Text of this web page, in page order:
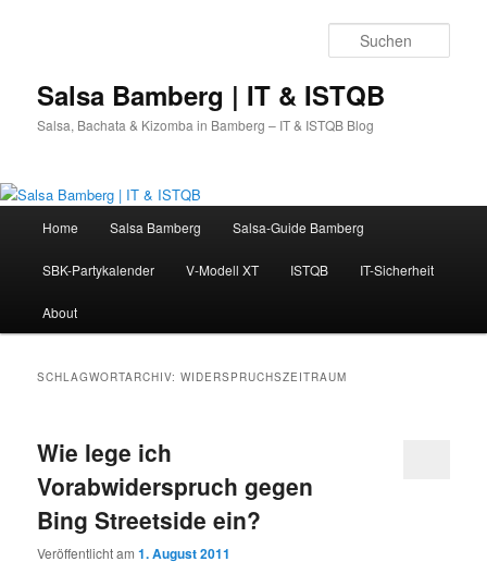
Salsa Bamberg | IT & ISTQB
Salsa, Bachata & Kizomba in Bamberg – IT & ISTQB Blog
Home Salsa Bamberg Salsa-Guide Bamberg
SBK-Partykalender V-Modell XT ISTQB IT-Sicherheit
About
SCHLAGWORTARCHIV:WIDERSPRUCHSZEITRAUM
Wie lege ich
Vorabwiderspruch gegen
Bing Streetside ein?
Veröffentlicht am1. August 2011